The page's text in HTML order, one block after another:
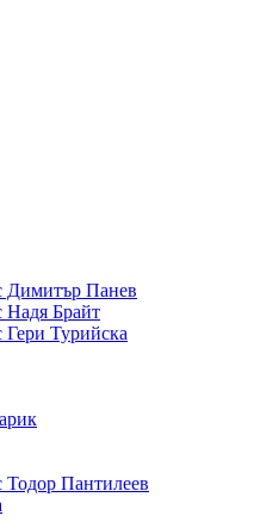
Димитър Панев
Надя Брайт
Гери Турийска
Тодор Пантилеев